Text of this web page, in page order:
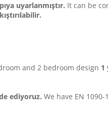
uyarlanmıştır. It can be
and 2 bedroom design 1
ediyoruz. We have EN